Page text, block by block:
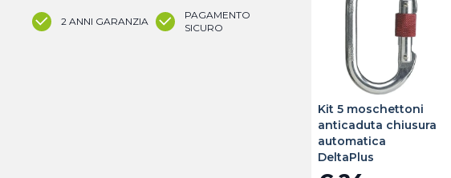
2 ANNI GARANZIA
PAGAMENTO
SICURO
Kit 5 moschettoni
anticaduta chiusura
automatica
DeltaPlus